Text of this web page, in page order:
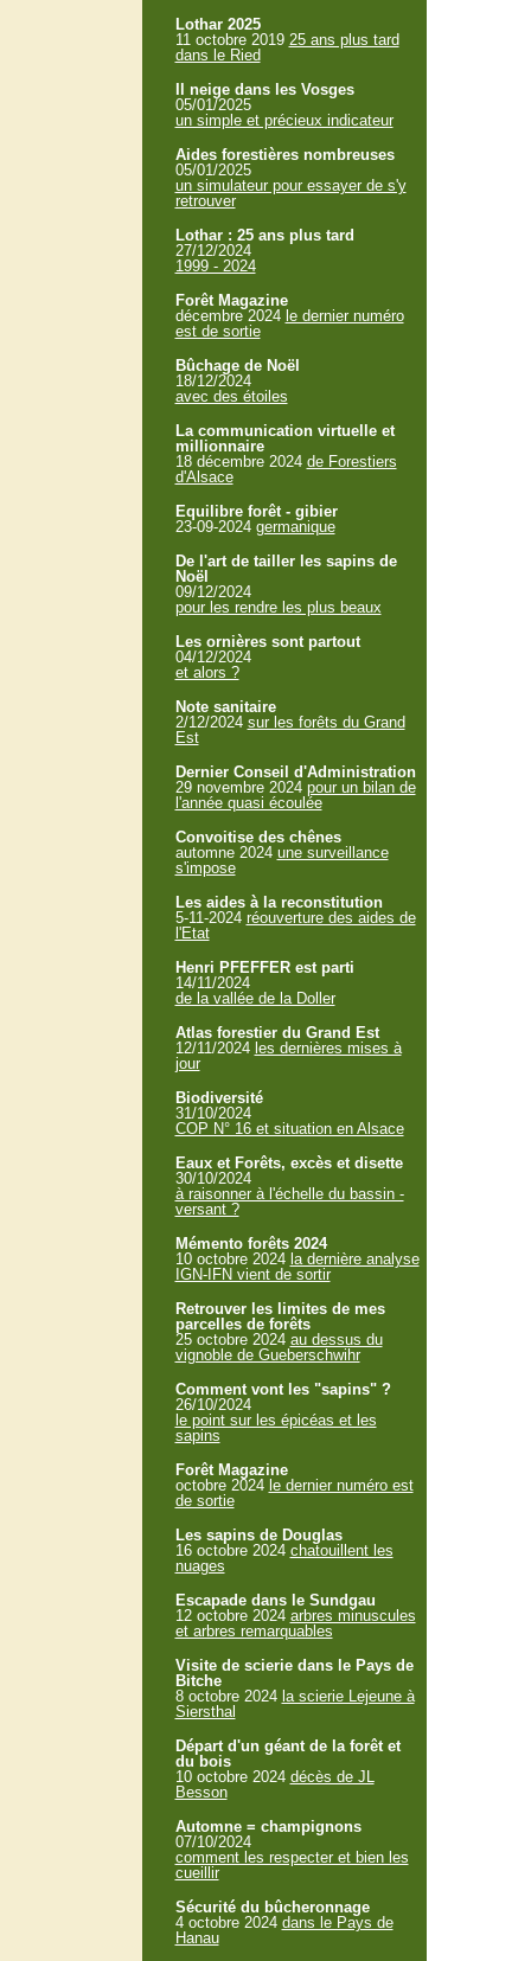
Lothar 2025
11 octobre 2019 25 ans plus tard
dans le Ried
Il neige dans les Vosges
05/01/2025
un simple et précieux indicateur
Aides forestières nombreuses
05/01/2025
un simulateur pour essayer de s'y
retrouver
Lothar : 25 ans plus tard
27/12/2024
1999 - 2024
Forêt Magazine
décembre 2024 le dernier numéro
est de sortie
Bûchage de Noël
18/12/2024
avec des étoiles
La communication virtuelle et
millionnaire
18 décembre 2024 de Forestiers
d'Alsace
Equilibre forêt - gibier
23-09-2024 germanique
De l'art de tailler les sapins de
Noël
09/12/2024
pour les rendre les plus beaux
Les ornières sont partout
04/12/2024
et alors ?
Note sanitaire
2/12/2024 sur les forêts du Grand
Est
Dernier Conseil d'Administration
29 novembre 2024 pour un bilan de
l'année quasi écoulée
Convoitise des chênes
automne 2024 une surveillance
s'impose
Les aides à la reconstitution
5-11-2024 réouverture des aides de
l'Etat
Henri PFEFFER est parti
14/11/2024
de la vallée de la Doller
Atlas forestier du Grand Est
12/11/2024 les dernières mises à
jour
Biodiversité
31/10/2024
COP N° 16 et situation en Alsace
Eaux et Forêts, excès et disette
30/10/2024
à raisonner à l'échelle du bassin -
versant ?
Mémento forêts 2024
10 octobre 2024 la dernière analyse
IGN-IFN vient de sortir
Retrouver les limites de mes
parcelles de forêts
25 octobre 2024 au dessus du
vignoble de Gueberschwihr
Comment vont les "sapins" ?
26/10/2024
le point sur les épicéas et les
sapins
Forêt Magazine
octobre 2024 le dernier numéro est
de sortie
Les sapins de Douglas
16 octobre 2024 chatouillent les
nuages
Escapade dans le Sundgau
12 octobre 2024 arbres minuscules
et arbres remarquables
Visite de scierie dans le Pays de
Bitche
8 octobre 2024 la scierie Lejeune à
Siersthal
Départ d'un géant de la forêt et
du bois
10 octobre 2024 décès de JL
Besson
Automne = champignons
07/10/2024
comment les respecter et bien les
cueillir
Sécurité du bûcheronnage
4 octobre 2024 dans le Pays de
Hanau